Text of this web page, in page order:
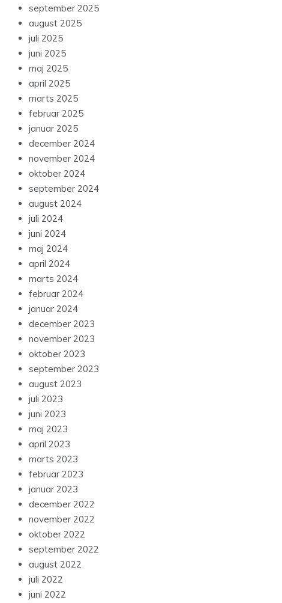
september 2025
august 2025
juli 2025
juni 2025
maj 2025
april 2025
marts 2025
februar 2025
januar 2025
december 2024
november 2024
oktober 2024
september 2024
august 2024
juli 2024
juni 2024
maj 2024
april 2024
marts 2024
februar 2024
januar 2024
december 2023
november 2023
oktober 2023
september 2023
august 2023
juli 2023
juni 2023
maj 2023
april 2023
marts 2023
februar 2023
januar 2023
december 2022
november 2022
oktober 2022
september 2022
august 2022
juli 2022
juni 2022